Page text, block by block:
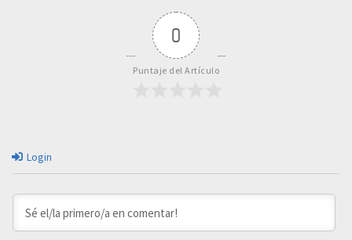
0
Puntaje del Artículo
Login